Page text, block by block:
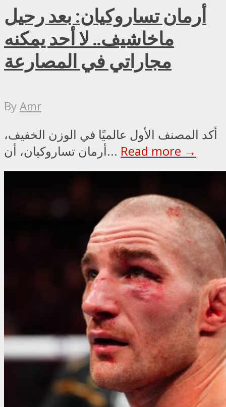
أرمان تساروكيان: بعد رحيل
ماخاشيف.. لا أحد يمكنه
مجاراتي في المصارعة
ByAmr
أكد المصنف الأول عالميًا في الوزن الخفيف،
أرمان تساروكيان، أن... Read more →